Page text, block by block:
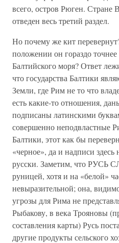
всего, остров Рюген. Стране
отведен весь третий раздел.
Но почему же кит
положении он гораздо точнее
Балтийского моря? Ответ
что государства Балтики
Земли, где Рим не то что
есть какие-то отношения,
подписаны латинскими
совершенно неподвластные
Балтики, этот как бы
«черное», да и надписи
русски. Заметим, что РУСЬ
руницей, хотя и на «белой»
невыразительной; она,
угрозы для Рима не
Рыбакову, в века Трояновы
составления карты) Русь
другие продукты сельского